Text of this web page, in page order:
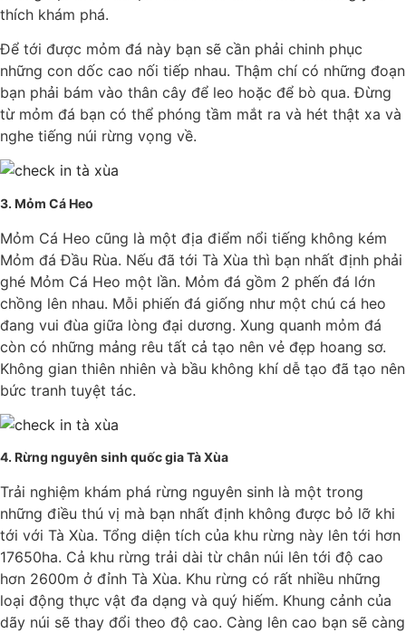
thích khám phá.
Để tới được mỏm đá này bạn sẽ cần phải chinh phục
những con dốc cao nối tiếp nhau. Thậm chí có những đoạn
bạn phải bám vào thân cây để leo hoặc để bò qua. Đừng
từ mỏm đá bạn có thể phóng tầm mắt ra và hét thật xa và
nghe tiếng núi rừng vọng về.
3. Mỏm Cá Heo
Mỏm Cá Heo cũng là một địa điểm nổi tiếng không kém
Mỏm đá Đầu Rùa. Nếu đã tới Tà Xùa thì bạn nhất định phải
ghé Mỏm Cá Heo một lần. Mỏm đá gồm 2 phến đá lớn
chồng lên nhau. Mỗi phiến đá giống như một chú cá heo
đang vui đùa giữa lòng đại dương. Xung quanh mỏm đá
còn có những mảng rêu tất cả tạo nên vẻ đẹp hoang sơ.
Không gian thiên nhiên và bầu không khí dễ tạo đã tạo nên
bức tranh tuyệt tác.
4. Rừng nguyên sinh quốc gia Tà Xùa
Trải nghiệm khám phá rừng nguyên sinh là một trong
những điều thú vị mà bạn nhất định không được bỏ lỡ khi
tới với Tà Xùa. Tổng diện tích của khu rừng này lên tới hơn
17650ha. Cả khu rừng trải dài từ chân núi lên tới độ cao
hơn 2600m ở đỉnh Tà Xùa. Khu rừng có rất nhiều những
loại động thực vật đa dạng và quý hiếm. Khung cảnh của
dãy núi sẽ thay đổi theo độ cao. Càng lên cao bạn sẽ càng